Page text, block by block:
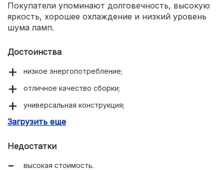
Покупатели упоминают долговечность, высокую
яркость, хорошее охлаждение и низкий уровень
шума ламп.
Достоинства
низкое энергопотребление;
отличное качество сборки;
универсальная конструкция;
эффективное охлаждение.
Загрузить еще
Недостатки
высокая стоимость.